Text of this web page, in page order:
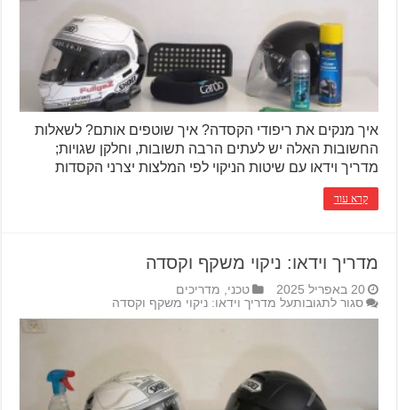
איך מנקים את ריפודי הקסדה? איך שוטפים אותם? לשאלות
החשובות האלה יש לעתים הרבה תשובות, וחלקן שגויות;
מדריך וידאו עם שיטות הניקוי לפי המלצות יצרני הקסדות
קרא עוד
מדריך וידאו: ניקוי משקף וקסדה
20 באפריל 2025 טכני
מדריכים
סגור לתגובותעל מדריך וידאו: ניקוי משקף וקסדה